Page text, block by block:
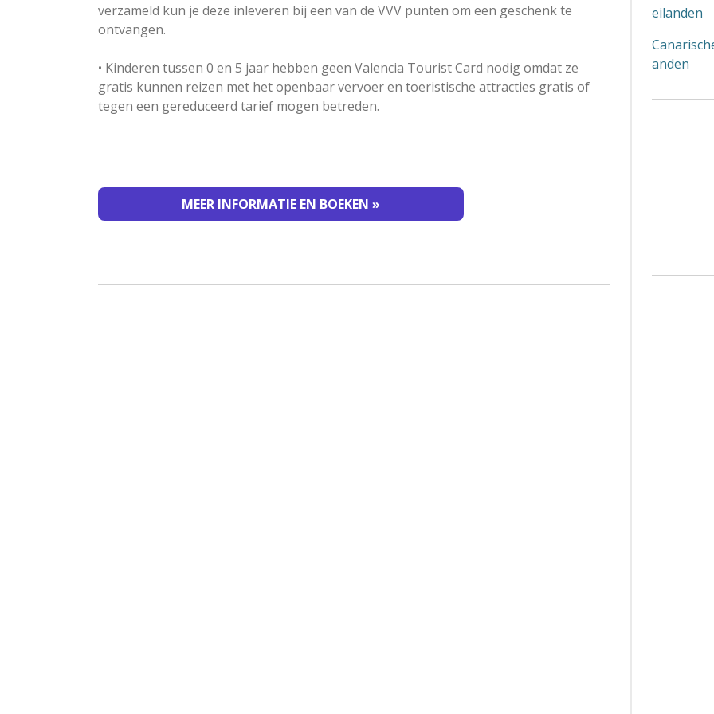
verzameld kun je deze inleveren bij een van de VVV punten om een geschenk te
ontvangen.
• Kinderen tussen 0 en 5 jaar hebben geen Valencia Tourist Card nodig omdat ze
gratis kunnen reizen met het openbaar vervoer en toeristische attracties gratis of
tegen een gereduceerd tarief mogen betreden.
MEER INFORMATIE EN BOEKEN»
eilanden
anden